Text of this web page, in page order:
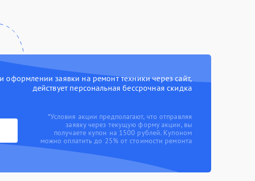
оформлении заявки на ремонт техники через сайт,
действует персональная бессрочная скидка
*Условия акции предполагают, что отправляя
заявку через текущую форму акции, вы
получаете купон на 1500 рублей. Купоном
можно оплатить до 25% от стоимости ремонта